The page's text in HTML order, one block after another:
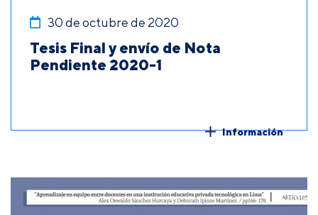
30 de octubre de 2020
Tesis Final y envío de Nota
Pendiente 2020-1
Información